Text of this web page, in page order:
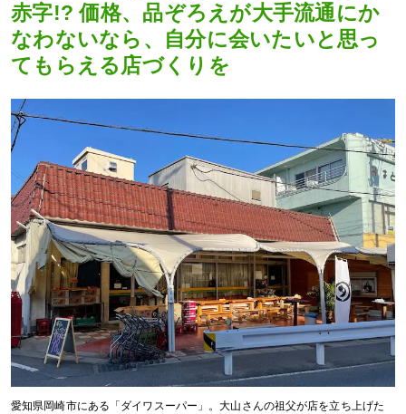
赤字!? 価格、品ぞろえが大手流通にか
なわないなら、自分に会いたいと思っ
てもらえる店づくりを
愛知県岡崎市にある「ダイワスーパー」。大山さんの祖父が店を立ち上げた